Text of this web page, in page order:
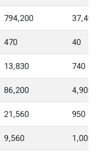
794,200
470 40
13,830 740
86,200 4,900
21,560 950
9,560 1,000